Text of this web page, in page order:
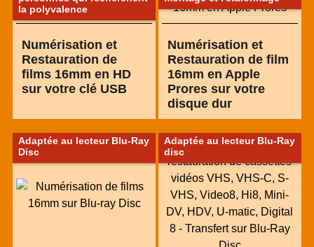
la polyvalence
Numérisation et
Restauration de
films 16mm en HD
sur votre clé USB
Numérisation et
Restauration de film
16mm en Apple
Prores sur votre
disque dur
Adaptée au lecteur Blu-Ray
Disc
Adaptée au lecteur Blu-Ray
disc